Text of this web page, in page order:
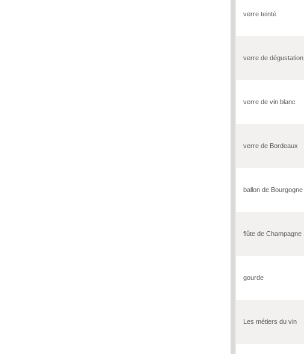
verre teinté
verre de dégustation
verre de vin blanc
verre de Bordeaux
ballon de Bourgogne
flûte de Champagne
gourde
Les métiers du vin